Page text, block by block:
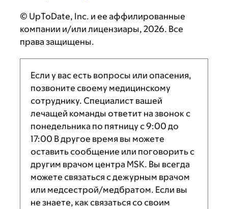
© UpToDate, Inc. и ее аффилированные
компании и/или лицензиары, 2026. Все
права защищены.
Если у вас есть вопросы или опасения,
позвоните своему медицинскому
сотруднику. Специалист вашей
лечащей команды ответит на звонок с
понедельника по пятницу с9:00 до
17:00 В другое время вы можете
оставить сообщение или поговорить с
другим врачом центра MSK. Вы всегда
можете связаться с дежурным врачом
или медсестрой/медбратом. Если вы
не знаете, как связаться со своим